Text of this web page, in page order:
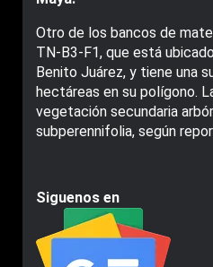
Otro de los bancos de
TN-B3-F1, que está
Benito Juárez, y tiene una
hectáreas en su polígono.
vegetación secundaria
subperennifolia, según
Siguenos en